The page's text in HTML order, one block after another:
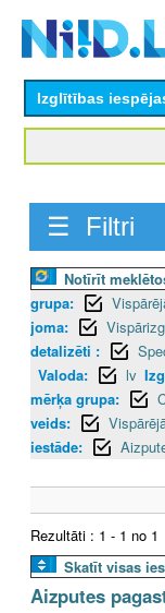
Izglītības
☰ Filtri
Notīrīt
grupa:
joma:
detalizēti :
Valoda:
lv
mērķa grupa:
veids:
iestāde:
Rezultāti : 1 - 1 no 1
Skatīt visas
Aizputes